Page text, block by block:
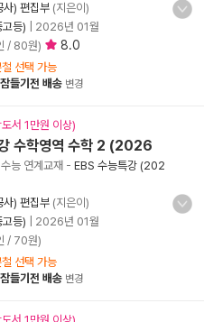
사) 편집부 (지은이)
등)
2026년 01월
/ 80원) 8.0
선택 가능
잠들기전 배송 변경
서 1만원 이상)
수학영역 수학 2 (2026
능 연계교재 - EBS 수능특강 (202
사) 편집부 (지은이)
등)
2026년 01월
/ 70원)
선택 가능
잠들기전 배송 변경